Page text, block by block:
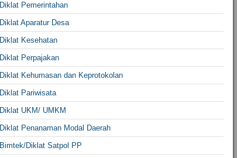
Diklat Pemerintahan
Diklat Aparatur Desa
Diklat Kesehatan
Diklat Perpajakan
Diklat Kehumasan dan Keprotokolan
Diklat Pariwisata
Diklat UKM/ UMKM
Diklat Penanaman Modal Daerah
Bimtek/Diklat Satpol PP